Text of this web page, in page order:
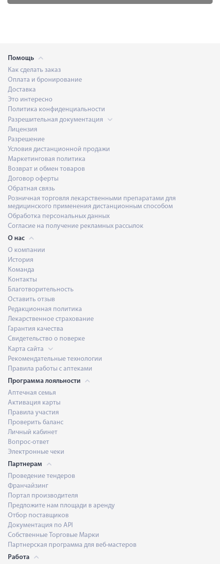
Помощь
Как сделать заказ
Оплата и бронирование
Доставка
Это интересно
Политика конфиденциальности
Разрешительная документация
Лицензия
Разрешение
Условия дистанционной продажи
Маркетинговая политика
Возврат и обмен товаров
Договор оферты
Обратная связь
Розничная торговля лекарственными препаратами для
медицинского применения дистанционным способом
Обработка персональных данных
Согласие на получение рекламных рассылок
О нас
О компании
История
Команда
Контакты
Благотворительность
Оставить отзыв
Редакционная политика
Лекарственное страхование
Гарантия качества
Свидетельство о поверке
Карта сайта
Рекомендательные технологии
Правила работы с аптеками
Программа лояльности
Аптечная семья
Активация карты
Правила участия
Проверить баланс
Личный кабинет
Вопрос-ответ
Электронные чеки
Партнерам
Проведение тендеров
Франчайзинг
Портал производителя
Предложите нам площади в аренду
Отбор поставщиков
Документация по API
Собственные Торговые Марки
Партнерская программа для веб-мастеров
Работа